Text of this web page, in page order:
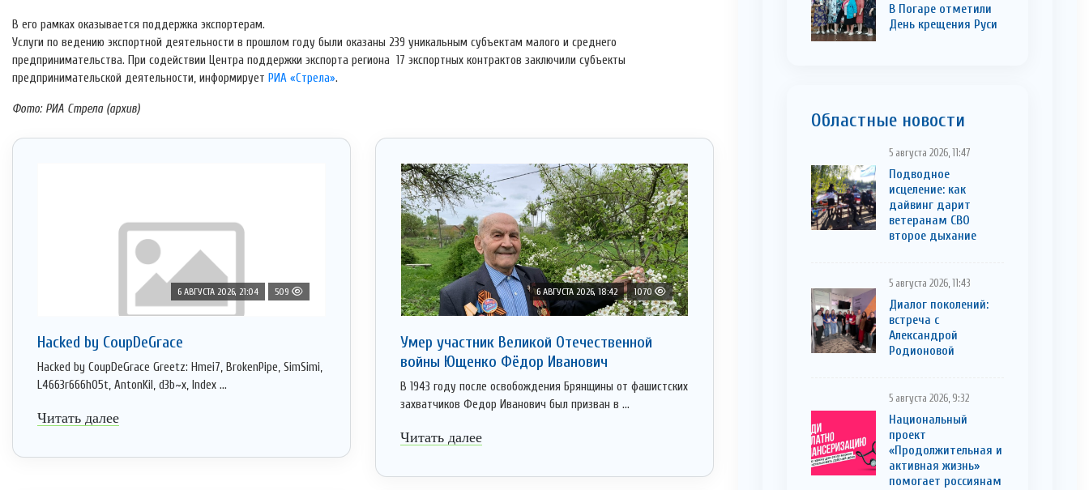
В его рамках оказывается поддержка экспортерам.
Услуги по ведению экспортной деятельности в прошлом году были оказаны 239 уникальным субъектам малого и среднего
предпринимательства. При содействии Центра поддержки экспорта региона 17 экспортных контрактов заключили субъекты
предпринимательской деятельности, информирует РИА «Стрела».
Фото: РИА Стрела (архив)
6 АВГУСТА 2026, 21:04 509
Hacked by CoupDeGrace
Hacked by CoupDeGrace Greetz: Hmei7, BrokenPipe, SimSimi,
L4663r666h05t, AntonKil, d3b~x, Index ...
Читать далее
6 АВГУСТА 2026, 18:42 1070
Умер участник Великой Отечественной
войны Ющенко Фёдор Иванович
В 1943 году после освобождения Брянщины от фашистских
захватчиков Федор Иванович был призван в ...
Читать далее
В Погаре отметили
День крещения Руси
Областные новости
5 августа 2026, 11:47
Подводное
исцеление: как
дайвинг дарит
ветеранам СВО
второе дыхание
5 августа 2026, 11:43
Диалог поколений:
встреча с
Александрой
Родионовой
5 августа 2026, 9:32
Национальный
проект
«Продолжительная и
активная жизнь»
помогает россиянам